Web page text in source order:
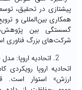
پیشتازی در تحقیق،
همکاری بین‌المللی و
گسستگی بین
شرکت‌های بزرگ فناوری
اتحادیه اروپا:
اتحادیه اروپا رویکردی